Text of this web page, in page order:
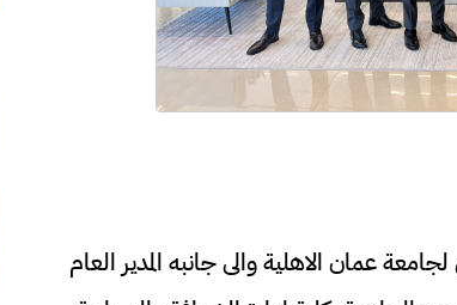
عمان الاهلية والى جانبه المدير العام